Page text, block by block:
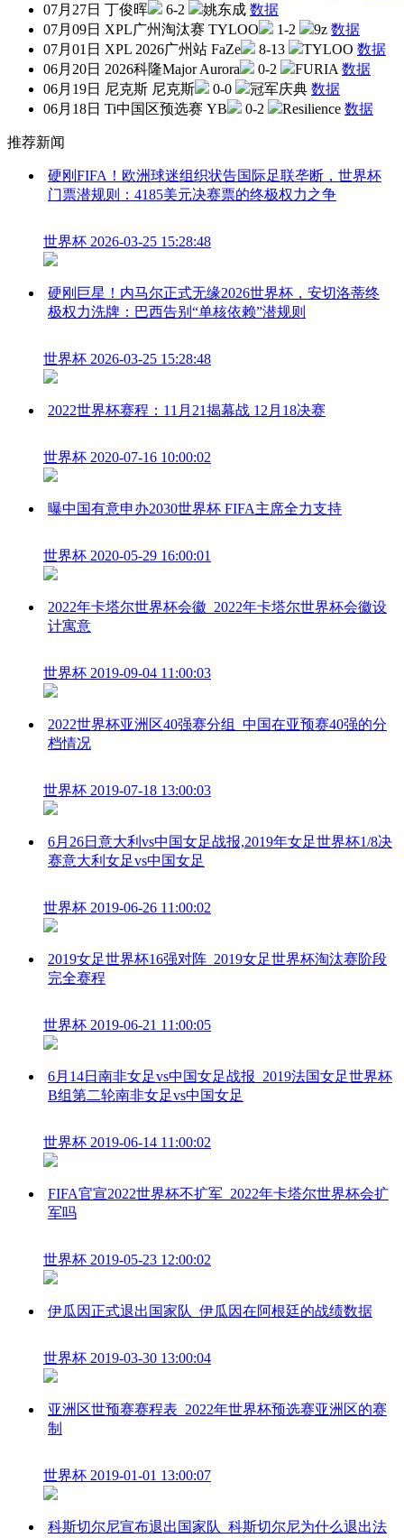
07月27日 丁俊晖 6-2 姚东成 数据
07月09日 XPL广州淘汰赛 TYLOO 1-2 9z 数据
07月01日 XPL 2026广州站 FaZe 8-13 TYLOO 数据
06月20日 2026科隆Major Aurora 0-2 FURIA 数据
06月19日 尼克斯 尼克斯 0-0 冠军庆典 数据
06月18日 Ti中国区预选赛 YB 0-2 Resilience 数据
推荐新闻
硬刚FIFA！欧洲球迷组织状告国际足联垄断，世界杯
门票潜规则：4185美元决赛票的终极权力之争
世界杯 2026-03-25 15:28:48
硬刚巨星！内马尔正式无缘2026世界杯，安切洛蒂终
极权力洗牌：巴西告别“单核依赖”潜规则
世界杯 2026-03-25 15:28:48
2022世界杯赛程：11月21揭幕战 12月18决赛
世界杯 2020-07-16 10:00:02
曝中国有意申办2030世界杯 FIFA主席全力支持
世界杯 2020-05-29 16:00:01
2022年卡塔尔世界杯会徽_2022年卡塔尔世界杯会徽设
计寓意
世界杯 2019-09-04 11:00:03
2022世界杯亚洲区40强赛分组_中国在亚预赛40强的分
档情况
世界杯 2019-07-18 13:00:03
6月26日意大利vs中国女足战报,2019年女足世界杯1/8决
赛意大利女足vs中国女足
世界杯 2019-06-26 11:00:02
2019女足世界杯16强对阵_2019女足世界杯淘汰赛阶段
完全赛程
世界杯 2019-06-21 11:00:05
6月14日南非女足vs中国女足战报_2019法国女足世界杯
B组第二轮南非女足vs中国女足
世界杯 2019-06-14 11:00:02
FIFA官宣2022世界杯不扩军_2022年卡塔尔世界杯会扩
军吗
世界杯 2019-05-23 12:00:02
伊瓜因正式退出国家队_伊瓜因在阿根廷的战绩数据
世界杯 2019-03-30 13:00:04
亚洲区世预赛赛程表_2022年世界杯预选赛亚洲区的赛
制
世界杯 2019-01-01 13:00:07
科斯切尔尼宣布退出国家队_科斯切尔尼为什么退出法